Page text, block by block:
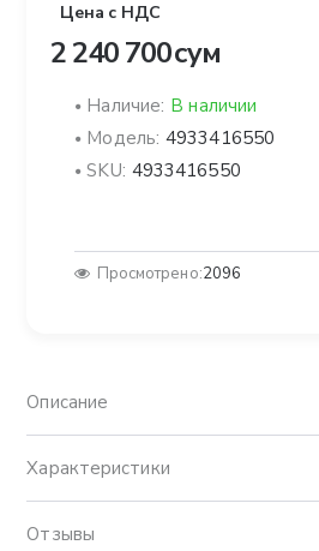
Цена с НДС
2 240 700 сум
Наличие: В наличии
Модель: 4933416550
SKU: 4933416550
Просмотрено:2096
Описание
Характеристики
Отзывы